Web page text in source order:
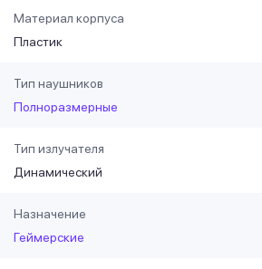
Материал корпуса
Пластик
Тип наушников
Полноразмерные
Тип излучателя
Динамический
Назначение
Геймерские